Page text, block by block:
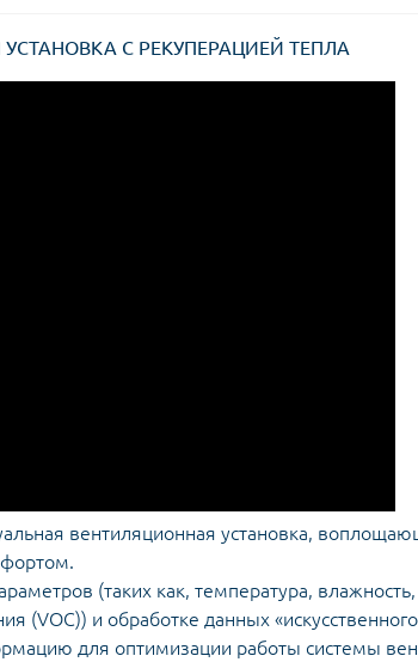
С РЕКУПЕРАЦИЕЙ ТЕПЛА
вентиляционная установка,
(таких как, температура, влажность,
(VOC)) и обработке данных
для оптимизации работы системы